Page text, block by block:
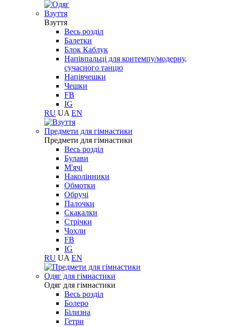
Взуття
Взуття
Весь розділ
Балетки
Блок Каблук
Напівпальці для контемпу/модерну,
сучасного танцю
Напівчешки
Чешки
FB
IG
RU UA EN
Предмети для гімнастики
Предмети для гімнастики
Весь розділ
Булави
М'ячі
Наколінники
Обмотки
Обручі
Палочки
Скакалки
Стрічки
Чохли
FB
IG
RU UA EN
Одяг для гімнастики
Одяг для гімнастики
Весь розділ
Болеро
Білизна
Гетри